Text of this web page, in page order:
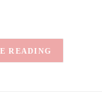
READING